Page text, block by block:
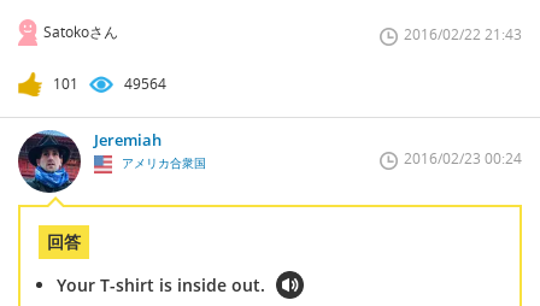
Satokoさん 2016/02/22 21:43
101 49564
Jeremiah
アメリカ合衆国 2016/02/23 00:24
回答
Your T-shirt is inside out.